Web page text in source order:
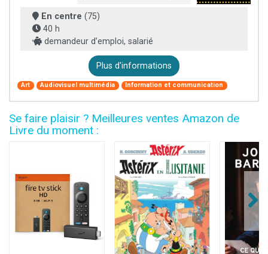
En centre (75)
40 h
demandeur d’emploi, salarié
Plus d'informations
Art Audiovisuel multimédia Information et communication
Se faire plaisir ? Meilleures ventes Amazon de
Livre du moment :